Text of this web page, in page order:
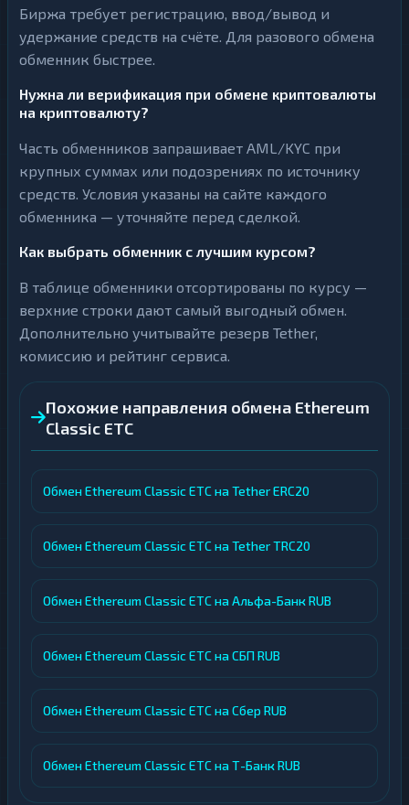
Биржа требует регистрацию, ввод/вывод и
удержание средств на счёте. Для разового обмена
обменник быстрее.
Нужна ли верификация при обмене криптовалюты
на криптовалюту?
Часть обменников запрашивает AML/KYC при
крупных суммах или подозрениях по источнику
средств. Условия указаны на сайте каждого
обменника — уточняйте перед сделкой.
Как выбрать обменник с лучшим курсом?
В таблице обменники отсортированы по курсу —
верхние строки дают самый выгодный обмен.
Дополнительно учитывайте резерв Tether,
комиссию и рейтинг сервиса.
Похожие направления обмена Ethereum
Classic ETC
Обмен Ethereum Classic ETC на Tether ERC20
Обмен Ethereum Classic ETC на Tether TRC20
Обмен Ethereum Classic ETC на Альфа-Банк RUB
Обмен Ethereum Classic ETC на СБП RUB
Обмен Ethereum Classic ETC на Сбер RUB
Обмен Ethereum Classic ETC на Т-Банк RUB